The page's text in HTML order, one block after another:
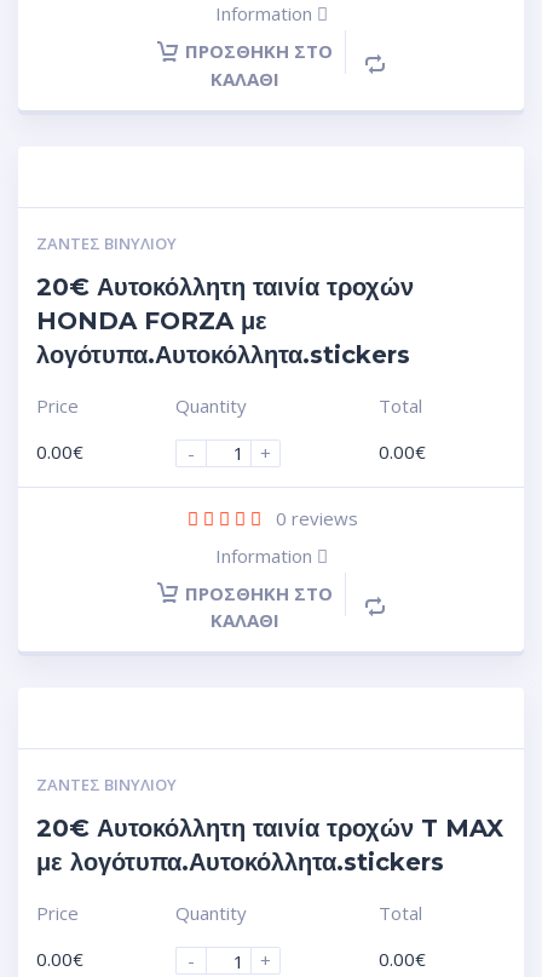
Information
ΠΡΟΣΘΉΚΗ ΣΤΟ
ΚΑΛΆΘΙ
ΖΆΝΤΕΣ ΒΙΝΥΛΊΟΥ
20€ Αυτοκόλλητη ταινία τροχών
HONDA FORZA με
λογότυπα.Αυτοκόλλητα.stickers
Price
0.00€
Quantity
-
+
Total
0.00€
0 reviews
Information
ΠΡΟΣΘΉΚΗ ΣΤΟ
ΚΑΛΆΘΙ
ΖΆΝΤΕΣ ΒΙΝΥΛΊΟΥ
20€ Αυτοκόλλητη ταινία τροχών T MAX
με λογότυπα.Αυτοκόλλητα.stickers
Price
0.00€
Quantity
-
+
Total
0.00€